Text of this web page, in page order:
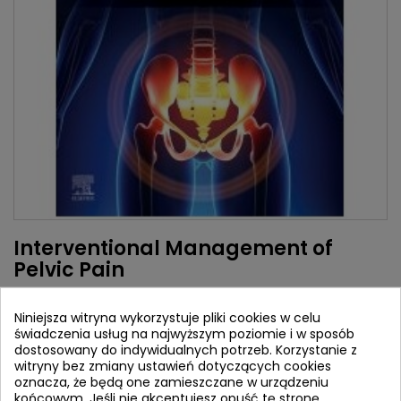
Interventional Management of
Pelvic Pain
Alaa Abd-Elsayed
Wydawca: Elsevier
ISBN: 9780443121050
Niniejsza witryna wykorzystuje pliki cookies w celu
świadczenia usług na najwyższym poziomie i w sposób
dostosowany do indywidualnych potrzeb. Korzystanie z
witryny bez zmiany ustawień dotyczących cookies
oznacza, że będą one zamieszczane w urządzeniu